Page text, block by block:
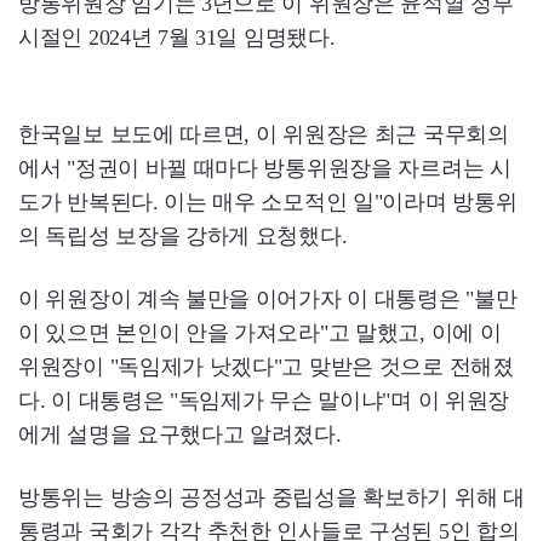
시절인 2024년 7월 31일 임명됐다.
한국일보 보도에 따르면, 이 위원장은 최근 국무회의
에서 "정권이 바뀔 때마다 방통위원장을 자르려는 시
도가 반복된다. 이는 매우 소모적인 일"이라며 방통위
의 독립성 보장을 강하게 요청했다.
이 위원장이 계속 불만을 이어가자 이 대통령은 "불만
이 있으면 본인이 안을 가져오라"고 말했고, 이에 이
위원장이 "독임제가 낫겠다"고 맞받은 것으로 전해졌
다. 이 대통령은 "독임제가 무슨 말이냐"며 이 위원장
에게 설명을 요구했다고 알려졌다.
방통위는 방송의 공정성과 중립성을 확보하기 위해 대
통령과 국회가 각각 추천한 인사들로 구성된 5인 합의